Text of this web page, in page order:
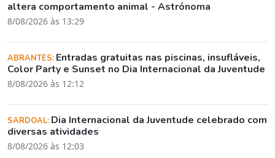
altera comportamento animal - Astrónoma
8/08/2026 às 13:29
ABRANTES: Entradas gratuitas nas piscinas, insufláveis,
Color Party e Sunset no Dia Internacional da Juventude
8/08/2026 às 12:12
SARDOAL: Dia Internacional da Juventude celebrado com
diversas atividades
8/08/2026 às 12:03